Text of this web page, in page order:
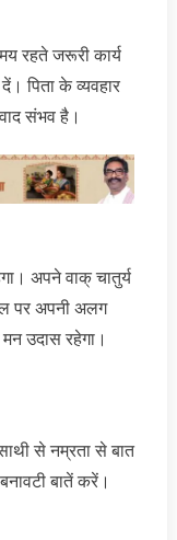
रहते जरूरी कार्य
पिता के व्यवहार
संभव है।
अपने वाक् चातुर्य
पर अपनी अलग
उदास रहेगा।
से नम्रता से बात
बातें करें।